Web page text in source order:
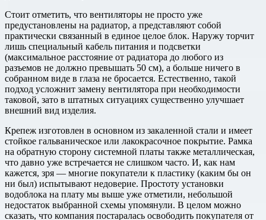
Стоит отметить, что вентиляторы не просто уже
предустановлены на радиатор, а представляют собой
практически связанный в единое целое блок. Наружу торчит
лишь специальный кабель питания и подсветки
(максимальное расстояние от радиатора до любого из
разъемов не должно превышать 50 см), а больше ничего в
собранном виде в глаза не бросается. Естественно, такой
подход усложнит замену вентилятора при необходимости
таковой, зато в штатных ситуациях существенно улучшает
внешний вид изделия.
Крепеж изготовлен в основном из закаленной стали и имеет
стойкое гальваническое или лакокрасочное покрытие. Рамка
на обратную сторону системной платы также металлическая,
что давно уже встречается не слишком часто. И, как нам
кажется, зря — многие покупатели к пластику (каким бы он
ни был) испытывают недоверие. Простоту установки
водоблока на плату мы выше уже отметили, небольшой
недостаток выбранной схемы упомянули. В целом можно
сказать, что компания постаралась освободить покупателя от